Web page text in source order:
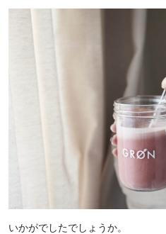
いかがでしたでしょうか。